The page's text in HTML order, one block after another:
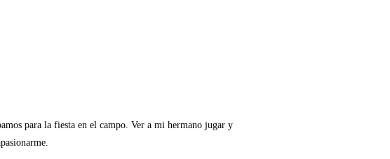
para la fiesta en el campo. Ver a mi hermano jugar y